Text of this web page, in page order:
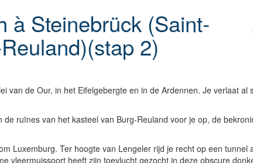
à Steinebrück (Saint-
2)
van de Our, in het Eifelgebergte en in de Ardennen. Je verlaat al
ruïnes van het kasteel van Burg-Reuland voor je op, de
Luxemburg. Ter hoogte van Lengeler rijd je recht op een
vleermuissoort heeft zijn toevlucht gezocht in deze obscure